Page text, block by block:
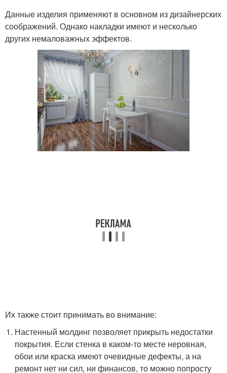
Данные изделия применяют в основном из дизайнерских
соображений. Однако накладки имеют и несколько
других немаловажных эффектов.
Их также стоит принимать во внимание:
Настенный молдинг позволяет прикрыть недостатки
покрытия. Если стенка в каком-то месте неровная,
обои или краска имеют очевидные дефекты, а на
ремонт нет ни сил, ни финансов, то можно попросту